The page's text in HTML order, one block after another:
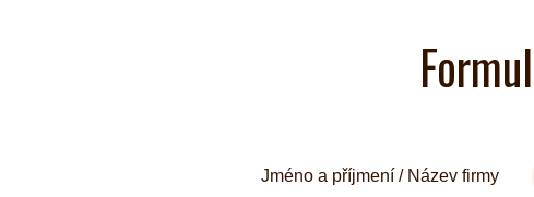
Jméno a příjmení / Název firmy